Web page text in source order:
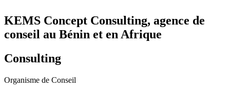
KEMS Concept Consulting, agence de
conseil au Bénin et en Afrique
Consulting
Organisme de Conseil